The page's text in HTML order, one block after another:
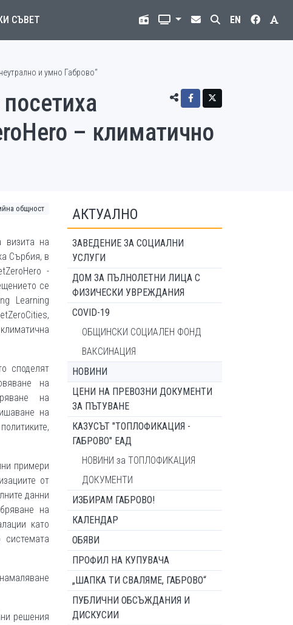
СЪВЕТ EN
и умно Габрово“
– климатично
общност
визита на
Сърбия, в
-
се
Learning
споделят
на
на
на
примери
от
данни
на
като
решения
АКТУАЛНО
ЗАВЕДЕНИЕ ЗА СОЦИАЛНИ
УСЛУГИ
ДОМ ЗА ПЪЛНОЛЕТНИ ЛИЦА С
ФИЗИЧЕСКИ УВРЕЖДАНИЯ
COVID-19
ОБЩИНСКИ СОЦИАЛЕН ФОНД
ВАКСИНАЦИЯ
НОВИНИ
ЦЕНИ НА ПРЕВОЗНИ ДОКУМЕНТИ
ЗА ПЪТУВАНЕ
КАЗУСЪТ "ТОПЛОФИКАЦИЯ -
ГАБРОВО" ЕАД
НОВИНИ за ТОПЛОФИКАЦИЯ
ДОКУМЕНТИ
ИЗБИРАМ ГАБРОВО!
КАЛЕНДАР
ОБЯВИ
ПРОФИЛ НА КУПУВАЧА
„ШАПКА ТИ СВАЛЯМЕ, ГАБРОВО“
ПУБЛИЧНИ ОБСЪЖДАНИЯ И
ДИСКУСИИ